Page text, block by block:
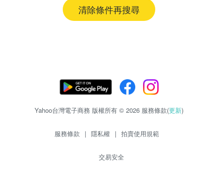
清除條件再搜尋
Yahoo台灣電子商務 版權所有 © 2026 服務條款(更新)
服務條款 | 隱私權 | 拍賣使用規範
交易安全